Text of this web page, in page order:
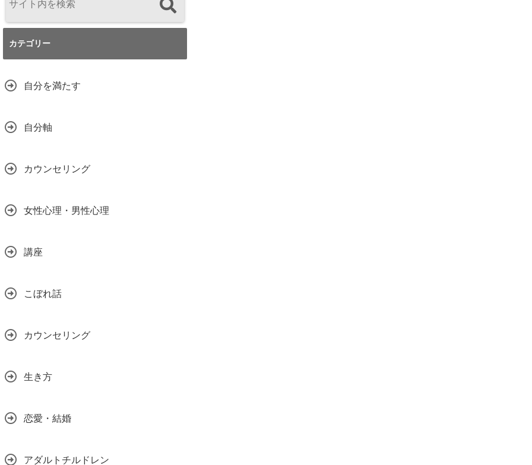
カテゴリー
自分を満たす
自分軸
カウンセリング
女性心理・男性心理
講座
こぼれ話
カウンセリング
生き方
恋愛・結婚
アダルトチルドレン